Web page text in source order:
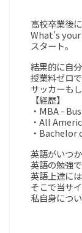
高校卒業後
What's your
スタート。
結果的に自
授業料ゼロ
サッカーも
【経歴】
・MBA -
・All
・
英語がいつ
英語の勉強
英語上達に
そこで当サ
私自身につ